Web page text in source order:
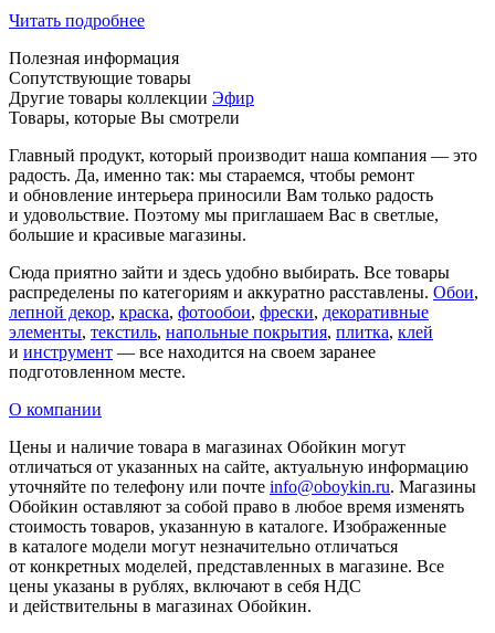
Читать подробнее
Полезная информация
Сопутствующие товары
Другие товары коллекции Эфир
Товары, которые Вы смотрели
Главный продукт, который производит наша компания — это
радость. Да, именно так: мы стараемся, чтобы ремонт
и обновление интерьера приносили Вам только радость
и удовольствие. Поэтому мы приглашаем Вас в светлые,
большие и красивые магазины.
Сюда приятно зайти и здесь удобно выбирать. Все товары
распределены по категориям и аккуратно расставлены. Обои,
лепной декор, краска, фотообои, фрески, декоративные
элементы, текстиль, напольные покрытия, плитка, клей
и инструмент — все находится на своем заранее
подготовленном месте.
О компании
Цены и наличие товара в магазинах Обойкин могут
отличаться от указанных на сайте, актуальную информацию
уточняйте по телефону или почте info@oboykin.ru. Магазины
Обойкин оставляют за собой право в любое время изменять
стоимость товаров, указанную в каталоге. Изображенные
в каталоге модели могут незначительно отличаться
от конкретных моделей, представленных в магазине. Все
цены указаны в рублях, включают в себя НДС
и действительны в магазинах Обойкин.